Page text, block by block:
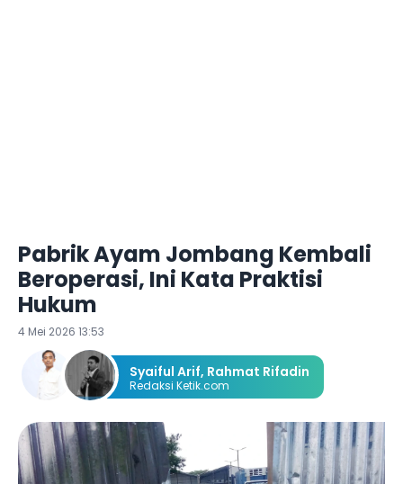
Pabrik Ayam Jombang Kembali
Beroperasi, Ini Kata Praktisi
Hukum
4 Mei 2026 13:53
Syaiful Arif, Rahmat Rifadin
Redaksi Ketik.com